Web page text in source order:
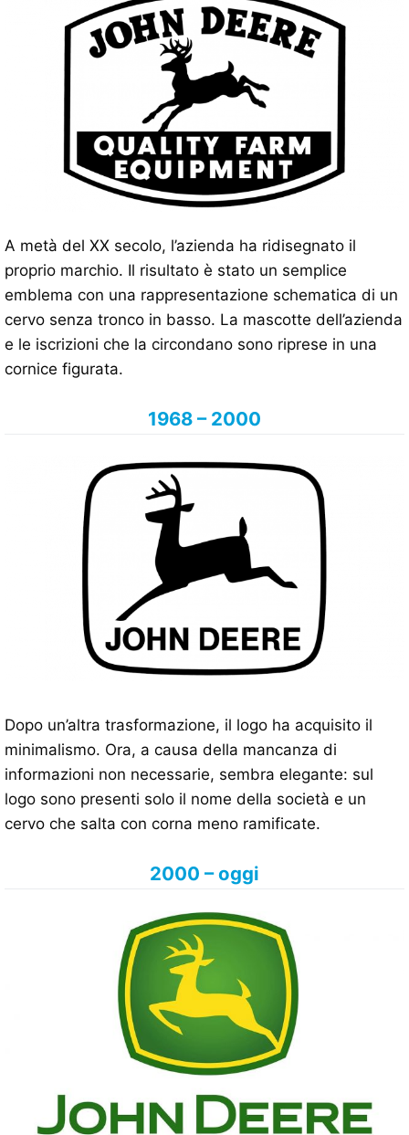
A metà del XX secolo, l’azienda ha ridisegnato il
proprio marchio. Il risultato è stato un semplice
emblema con una rappresentazione schematica di un
cervo senza tronco in basso. La mascotte dell’azienda
e le iscrizioni che la circondano sono riprese in una
cornice figurata.
1968 – 2000
Dopo un’altra trasformazione, il logo ha acquisito il
minimalismo. Ora, a causa della mancanza di
informazioni non necessarie, sembra elegante: sul
logo sono presenti solo il nome della società e un
cervo che salta con corna meno ramificate.
2000 – oggi